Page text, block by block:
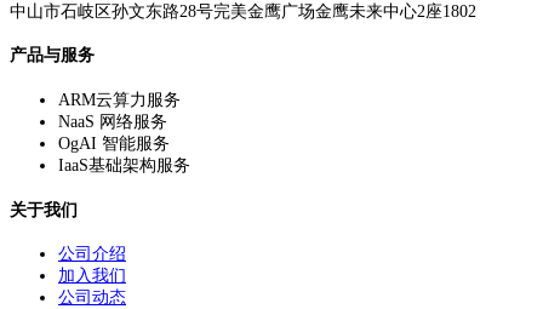
中山市石岐区孙文东路28号完美金鹰广场金鹰未来中心2座1802
产品与服务
ARM云算力服务
NaaS 网络服务
OgAI 智能服务
IaaS基础架构服务
关于我们
公司介绍
加入我们
公司动态